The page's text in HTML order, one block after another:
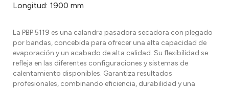
Longitud: 1900 mm
La PBP 5119 es una calandra pasadora secadora con plegado
por bandas, concebida para ofrecer una alta capacidad de
evaporación y un acabado de alta calidad. Su flexibilidad se
refleja en las diferentes configuraciones y sistemas de
calentamiento disponibles. Garantiza resultados
profesionales, combinando eficiencia, durabilidad y una